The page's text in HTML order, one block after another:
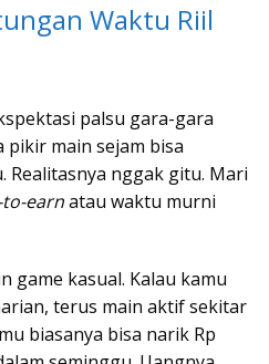
Waktu Riil
palsu gara-gara
main sejam bisa
nggak gitu. Mari
earnatau waktu murni
game kasual. Kalau kamu
terus main aktif sekitar
biasanya bisa narik Rp